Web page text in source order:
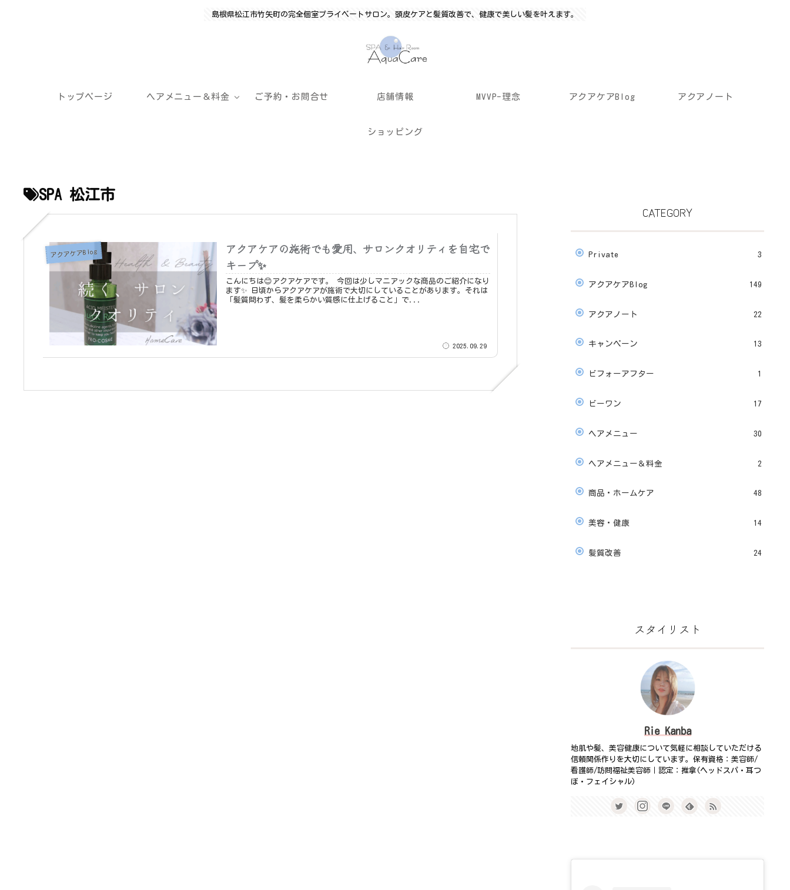
島根県松江市竹矢町の完全個室プライベートサロン。頭皮ケアと髪質改善で、健康で美しい髪を叶えます。
トップページ ヘアメニュー＆料金 ご予約・お問合せ 店舗情報 MVVP-理念 アクアケアBlog アクアノート
ショッピング
SPA 松江市
アクアケアBlog
アクアケアの施術でも愛用、サロンクオリティを自宅で
キープ✨
こんにちは😊アクアケアです。 今回は少しマニアックな商品のご紹介になり
ます✨ 日頃からアクアケアが施術で大切にしていることがあります。それは
「髪質問わず、髪を柔らかい質感に仕上げること」で...
2025.09.29
CATEGORY
Private 3
アクアケアBlog 149
アクアノート 22
キャンペーン 13
ビフォーアフター 1
ビーワン 17
ヘアメニュー 30
ヘアメニュー＆料金 2
商品・ホームケア 48
美容・健康 14
髪質改善 24
スタイリスト
Rie Kanba
地肌や髪、美容健康について気軽に相談していただける
信頼関係作りを大切にしています。保有資格：美容師/
看護師/訪問福祉美容師｜認定：推拿(ヘッドスパ・耳つ
ぼ・フェイシャル)